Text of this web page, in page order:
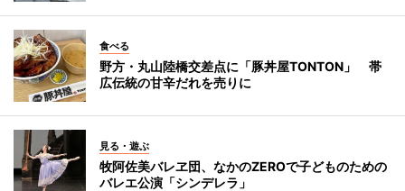
食べる
野方・丸山陸橋交差点に「豚丼屋TONTON」 帯
広伝統の甘辛だれを売りに
見る・遊ぶ
牧阿佐美バレヱ団、なかのZEROで子どものための
バレエ公演「シンデレラ」